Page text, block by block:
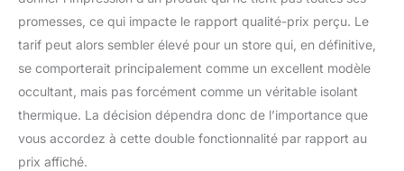
promesses, ce qui impacte le rapport qualité-prix perçu. Le
tarif peut alors sembler élevé pour un store qui, en définitive,
se comporterait principalement comme un excellent modèle
occultant, mais pas forcément comme un véritable isolant
thermique. La décision dépendra donc de l’importance que
vous accordez à cette double fonctionnalité par rapport au
prix affiché.